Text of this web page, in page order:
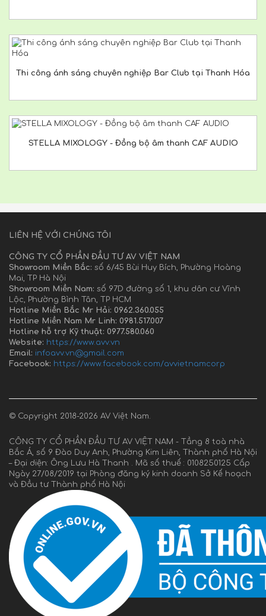
Thi công ánh sáng chuyên nghiệp Bar Club tại Thanh Hóa
STELLA MIXOLOGY - Đồng bộ âm thanh CAF AUDIO
LIÊN HỆ VỚI CHÚNG TÔI
CÔNG TY CỔ PHẦN ĐẦU TƯ AV VIỆT NAM
Showroom Miền Bắc: số 6/45 Bùi Huy Bích, Phường Hoàng
Mai, TP Hà Nội
Showroom Miền Nam: số 97D đường số 1, khu dân cư Vĩnh
Lộc, Phường Bình Tân, TP HCM
Hotline Miền Bắc Mr Hải: 0962.360.055
Hotline Miền Nam Mr Linh: 0981.517.007
Hotline hỗ trợ Kỹ thuật: 0977.580.060
Website: https://www.avv.vn
Email: infoavv.vn@gmail.com
Facebook: https://www.facebook.com/avvietnamcorp
© Copyright 2018-2026 AV Việt Nam.
CÔNG TY CỔ PHẦN ĐẦU TƯ AV VIỆT NAM - Tầng 8 toà nhà
Bắc Á, số 9 Đào Duy Anh, Phường Kim Liên, Thành phố Hà Nội
– Đại diện: Ông Lưu Hà Thanh . Mã số thuế : 0108250125 Cấp
Ngày 27/08/2019 tại Phòng đăng ký kinh doanh Sở Kế hoạch
và Đầu tư Thành phố Hà Nội